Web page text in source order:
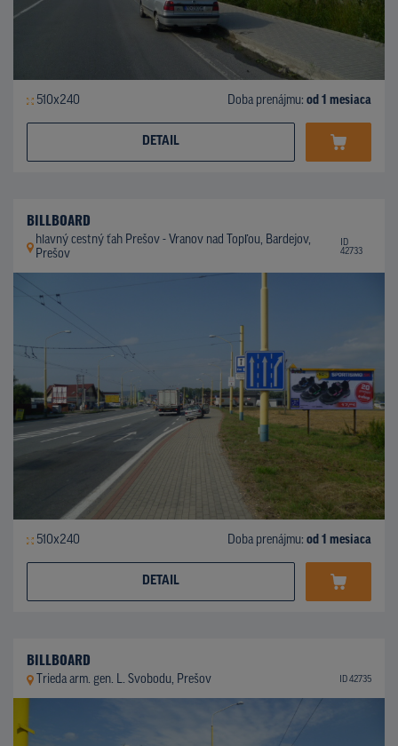
510x240 Doba prenájmu: od 1 mesiaca
DETAIL
BILLBOARD
hlavný cestný ťah Prešov - Vranov nad Topľou, Bardejov,
Prešov
ID
42733
510x240 Doba prenájmu: od 1 mesiaca
DETAIL
BILLBOARD
Trieda arm. gen. L. Svobodu, Prešov ID 42735